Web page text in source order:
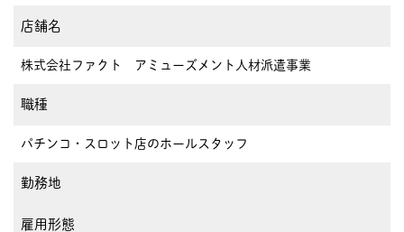
店舗名
株式会社ファクト アミューズメント人材派遣事業
職種
パチンコ・スロット店のホールスタッフ
勤務地
雇用形態